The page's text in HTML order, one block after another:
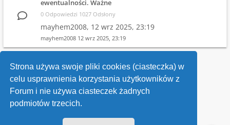
Strona używa swoje pliki cookies (ciasteczka) w
celu usprawnienia korzystania użytkowników z
Forum i nie używa ciasteczek żadnych
podmiotów trzecich.
ewentualności. Ważne
0 Odpowiedzi 1027 Odsłony
mayhem2008, 12 wrz 2025, 23:19
mayhem2008 12 wrz 2025, 23:19
1 2 3 4 … 10
Wróć do wykazu forów